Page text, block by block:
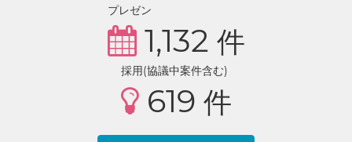
プレゼン
1,132 件
採用(協議中案件含む)
619 件